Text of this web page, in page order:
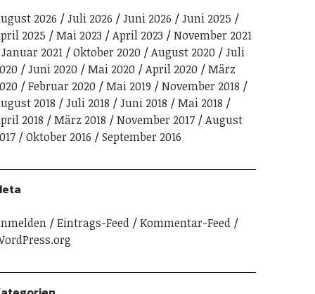
2026 Juli 2026 Juni 2026
Juni 2025
2025
Mai 2023 April 2023
November 2021
Januar 2021
Oktober 2020 August 2020
Juli
Juni 2020 Mai 2020 April 2020
März
Februar 2020 Mai 2019
November 2018
2018
Juli 2018 Juni 2018
Mai 2018
2018
März 2018 November 2017
August
Oktober 2016 September 2016
Eintrags-Feed
Kommentar-Feed